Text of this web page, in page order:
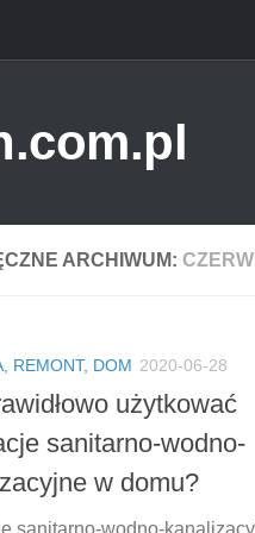
ARCHIWUM:
REMONT, DOM 2020-06-28
użytkować
sanitarno-wodno-
w domu?